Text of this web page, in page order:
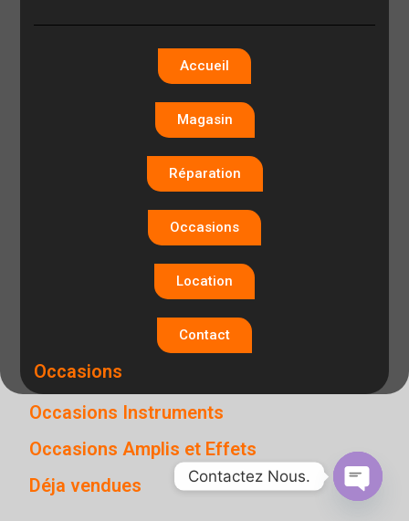
Accueil
Magasin
Réparation
Occasions
Location
Contact
Occasions
Occasions Instruments
Occasions Amplis et Effets
Déja vendues
Contactez Nous.